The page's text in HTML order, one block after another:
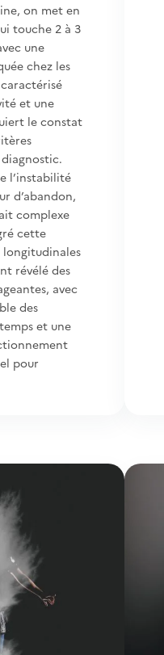
on met en
touche 2 à 3
une
chez les
et une
le constat
l’instabilité
d’abandon,
complexe
cette
révélé des
avec
des
et une
pour